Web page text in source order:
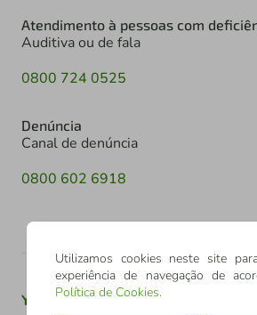
Atendimento à pessoas com
Auditiva ou de fala
0800 724 0525
Denúncia
Canal de denúncia
0800 602 6918
Youtube Twitter
Utilizamos cookies neste site
experiência de navegação de
Política de Cookies.